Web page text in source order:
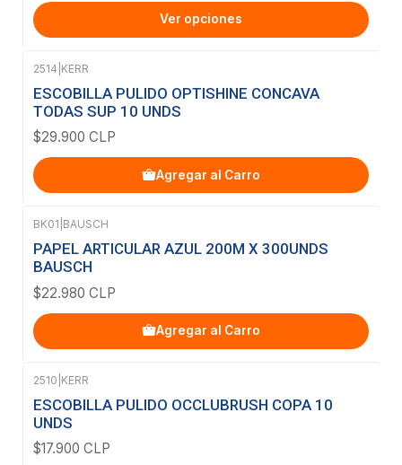
Ver opciones
2514 KERR
ESCOBILLA PULIDO OPTISHINE CONCAVA
TODAS SUP 10 UNDS
$29.900 CLP
Agregar al Carro
BK01 BAUSCH
PAPEL ARTICULAR AZUL 200Μ X 300UNDS
BAUSCH
$22.980 CLP
Agregar al Carro
2510 KERR
ESCOBILLA PULIDO OCCLUBRUSH COPA 10
UNDS
$17.900 CLP